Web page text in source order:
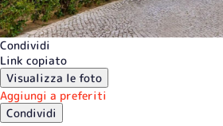
Condividi
Link copiato
Visualizza le foto
Aggiungi a preferiti
Condividi